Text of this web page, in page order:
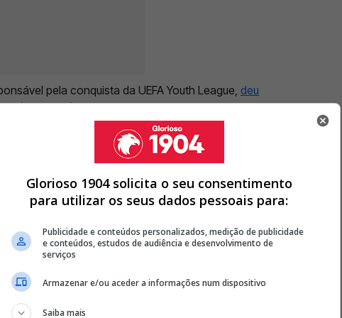
pela conquista da UEFA Youth League, deu
de ter falhado a presença com o seu
de promoção. Agora, o ex-Benfica volta a
MÉDIO DO BENFICA PARA GUIMARÃES
MARCO SILVA E PRETENDE LEVAR ALVO DO BENFICA PARA
BENFICA E OBRIGA MARCO SILVA A PROCURAR OUTRA
Glorioso 1904 solicita o seu consentimento
para utilizar os seus dados pessoais para:
Publicidade e conteúdos personalizados, medição de publicidade
e conteúdos, estudos de audiência e desenvolvimento de
serviços
Armazenar e/ou aceder a informações num dispositivo
Saiba mais